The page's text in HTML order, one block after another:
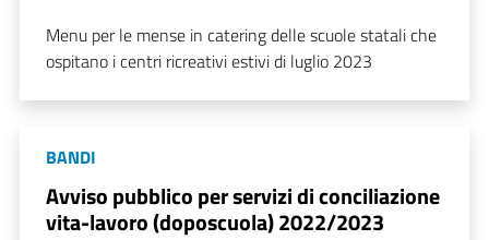
Menu per le mense in catering delle scuole statali che
ospitano i centri ricreativi estivi di luglio 2023
BANDI
Avviso pubblico per servizi di conciliazione
vita-lavoro (doposcuola) 2022/2023